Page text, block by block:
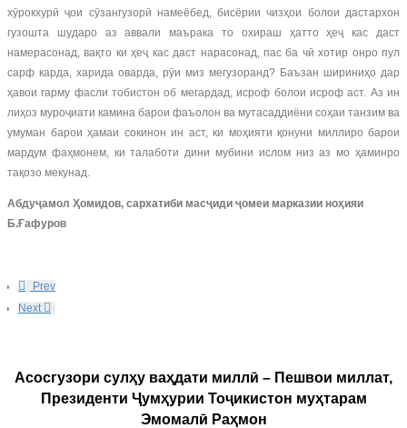
хӯрокхурӣ ҷои сӯзангузорӣ намеёбед, бисёрии чизҳои болои дастархон
гузошта шударо аз аввали маърака то охираш ҳатто ҳеҷ кас даст
намерасонад, вақто ки ҳеҷ кас даст нарасонад, пас ба чӣ хотир онро пул
сарф карда, харида оварда, рӯи миз мегузоранд? Баъзан шириниҳо дар
ҳавои гарму фасли тобистон об мегардад, исроф болои исроф аст. Аз ин
лиҳоз муроҷиати камина барои фаъолон ва мутасаддиёни соҳаи танзим ва
умуман барои ҳамаи сокинон ин аст, ки моҳияти қонуни миллиро барои
мардум фаҳмонем, ки талаботи дини мубини ислом низ аз мо ҳаминро
тақозо мекунад.
Абдуҷамол Ҳомидов, сархатиби масҷиди ҷомеи марказии ноҳияи
Б.Ғафуров
Prev
Next
Асосгузори сулҳу ваҳдати миллӣ – Пешвои миллат,
Президенти Ҷумҳурии Тоҷикистон муҳтарам
Эмомалӣ Раҳмон